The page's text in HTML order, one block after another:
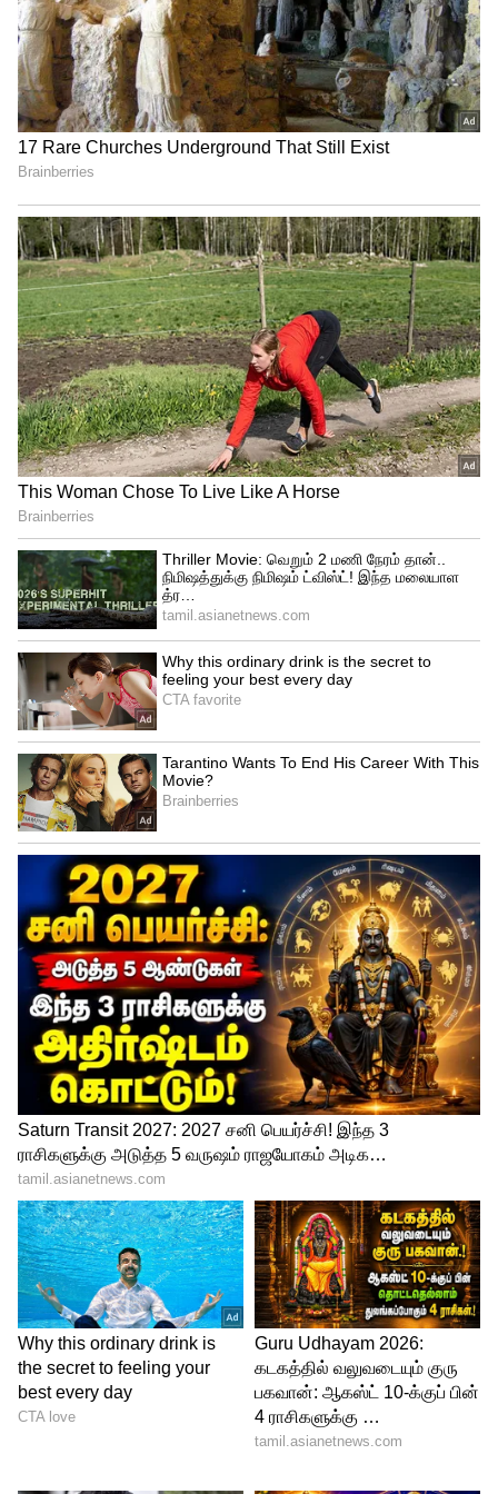
உடலில் இன்சுலின் குறைபாடு ஏற்படும்
போது, நீரிழிவு நோய் பாதிப்பு உருவாகிறது.
இதை கட்டுக்குள் வைத்திருக்க பலரும்
போராடி வருகின்றனர். அவர்கள்
கடுக்காயை தொடர்ந்து சாப்பிடும் போது,
சர்க்கரை நோய் பிரச்னை கட்டுக்குள்
இருக்கும். அதேபோன்று ரத்த அழுத்தம்
கொண்டவர்களும் கடுக்காயை சாப்பிடலாம்.
நீரிழிவு சார்ந்து ஏற்படக்கூடிய அடிக்கடி
சிறுநீர் கழித்தல், அதிகளவில் தாகம்
எடுத்தல் மற்றும் திடீர் எடை இழப்பு போன்ற
பாதிப்புகளுக்கு கடுக்காய் நல்ல தீர்வை
தருகிறது.
இனிமேல் தலைக்கு குளிக்க ஷாம்பூ
வேண்டாம்- இது இருந்தால் போதும்...!!
அழகை மேம்படுத்தவும் உதவக்கூடிய
மருந்து கடுக்காய்
கடுக்காயில் பாக்டீரியாக்கள் எதிர்க்கும்
தன்மை உள்ளது. அதனால் இதன்மூலம் புற
அழகையும் மேம்படுத்த உதவும். முகப்பரு,
தடிப்பு, பரு போன்ற சரும் பிரச்னைகளுக்கு
கடுக்காய் மூலம் நல்ல பலன் கிடைக்கிறது.
தலையில் பொடுகு, அரிப்பு மற்றும்